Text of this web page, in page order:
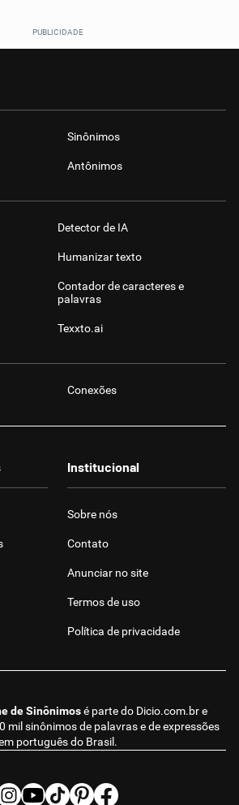
Sinônimos
Antônimos
Detector de IA
Humanizar texto
Contador de caracteres e
palavras
Texxto.ai
Conexões
de Sinônimosé parte do Dicio.com.bre
mil sinônimos de palavras e de expressões
português do Brasil.
Institucional
Sobre nós
Contato
Anunciar no site
Termos de uso
Política de privacidade